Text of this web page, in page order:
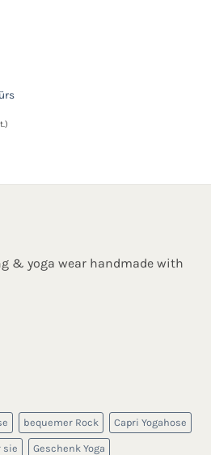
& yoga wear handmade with
bequemer Rock Capri Yogahose
sie Geschenk Yoga